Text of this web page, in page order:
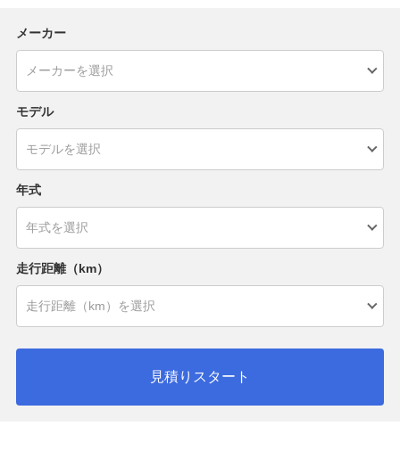
メーカー
モデル
年式
走行距離（km）
見積りスタート